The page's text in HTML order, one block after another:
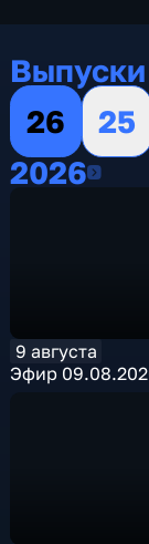
Выпуски
26
25
20262026
9 августа
Эфир